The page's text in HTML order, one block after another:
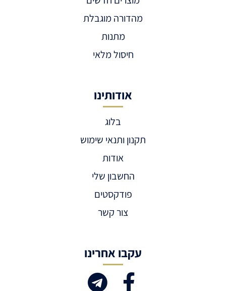
מהדורה מוגבלת
מתנות
חיסול מלאי
אודותינו
בלוג
תקנון ותנאי שימוש
אודות
החשבון שלי
פודקסטים
צור קשר
עקבו אחרינו